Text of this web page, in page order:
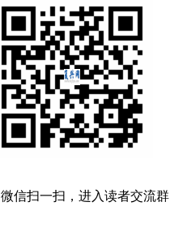
微信扫一扫，进入读者交流群